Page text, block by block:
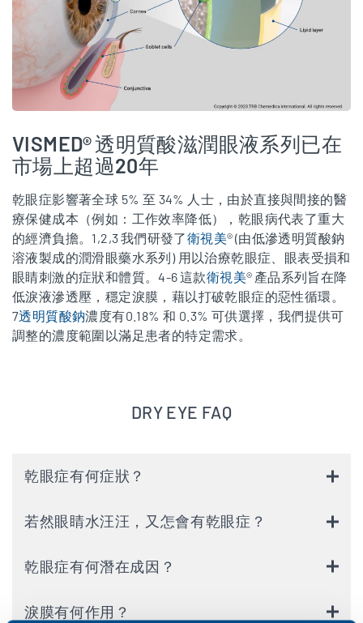
VISMED® 透明質酸滋潤眼液系列已在
市場上超過20年
乾眼症影響著全球 5% 至 34% 人士，由於直接與間接的醫
療保健成本（例如：工作效率降低），乾眼病代表了重大
的經濟負擔。 1,2,3我們研發了衛視美®(由低滲透明質酸鈉
溶液製成的潤滑眼藥水系列) 用以治療乾眼症、眼表受損和
眼睛刺激的症狀和體質。4-6這款衛視美® 產品系列旨在降
低淚液滲透壓，穩定淚膜，藉以打破乾眼症的惡性循環。
7透明質酸鈉濃度有0.18%和 0.3% 可供選擇，我們提供可
調整的濃度範圍以滿足患者的特定需求。
DRY EYE FAQ
乾眼症有何症狀？
若然眼睛水汪汪，又怎會有乾眼症？
乾眼症有何潛在成因？
淚膜有何作用？